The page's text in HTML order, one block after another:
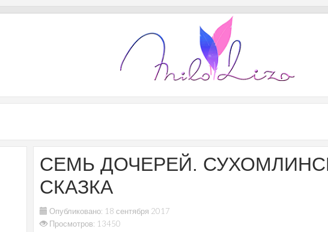
СЕМЬ ДОЧЕРЕЙ.
СКАЗКА
Опубликовано: 18 сентября 2017
Просмотров: 13450